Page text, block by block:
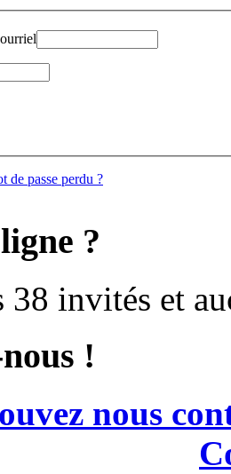
de passe perdu ?
?
38 invités et
!
nous